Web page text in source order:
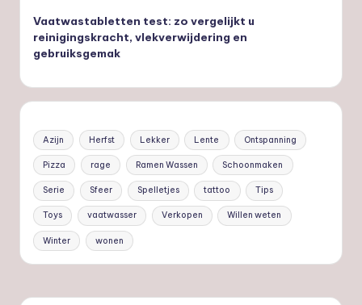
Vaatwastabletten test: zo vergelijkt u
reinigingskracht, vlekverwijdering en
gebruiksgemak
Azijn Herfst Lekker Lente Ontspanning
Pizza rage Ramen Wassen Schoonmaken
Serie Sfeer Spelletjes tattoo Tips
Toys vaatwasser Verkopen Willen weten
Winter wonen